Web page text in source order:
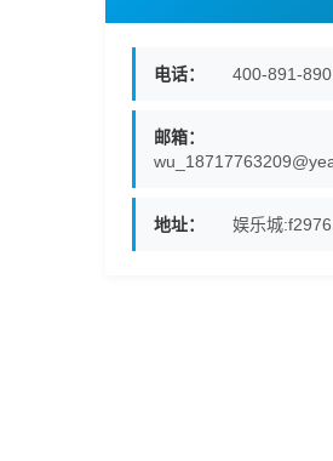
电话： 400-891-
邮箱：
地址： 娱乐城